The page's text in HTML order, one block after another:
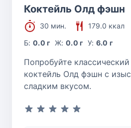
Коктейль Олд фэшн
30 мин.
179.0 ккал
Б:0.0 г Ж: 0.0 г У: 6.0 г
Попробуйте
коктейль Олд фэшн с
сладким вкусом.